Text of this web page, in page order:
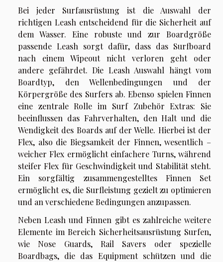
Bei jeder Surfausrüstung ist die Auswahl der
richtigen Leash entscheidend für die Sicherheit auf
dem Wasser. Eine robuste und zur Boardgröße
passende Leash sorgt dafür, dass das Surfboard
nach einem Wipeout nicht verloren geht oder
andere gefährdet. Die Leash Auswahl hängt vom
Boardtyp, den Wellenbedingungen und der
Körpergröße des Surfers ab. Ebenso spielen Finnen
eine zentrale Rolle im Surf Zubehör Extras: Sie
beeinflussen das Fahrverhalten, den Halt und die
Wendigkeit des Boards auf der Welle. Hierbei ist der
Flex, also die Biegsamkeit der Finnen, wesentlich –
weicher Flex ermöglicht einfachere Turns, während
steifer Flex für Geschwindigkeit und Stabilität steht.
Ein sorgfältig zusammengestelltes Finnen Set
ermöglicht es, die Surfleistung gezielt zu optimieren
und an verschiedene Bedingungen anzupassen.
Neben Leash und Finnen gibt es zahlreiche weitere
Elemente im Bereich Sicherheitsausrüstung Surfen,
wie Nose Guards, Rail Savers oder spezielle
Boardbags, die das Equipment schützen und die